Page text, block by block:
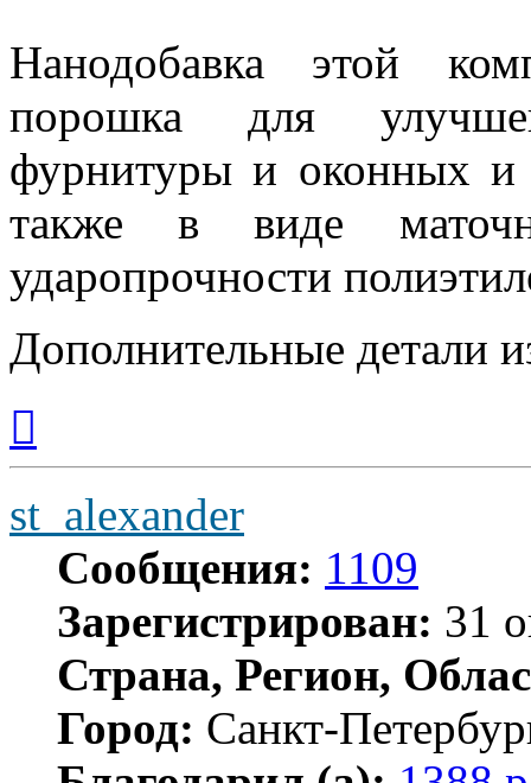
Нанодобавка этой
порошка для
фурнитуры и оконных
также в виде
ударопрочности
Дополнительные детали
началу
st_alexander
Сообщения: 1109
Зарегистрирован: 31
Страна, Регион,
Город: Санкт-